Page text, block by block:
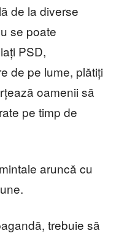
de la diverse
se poate
PSD,
de pe lume, plătiți
oamenii să
pe timp de
aruncă cu
trebuie să